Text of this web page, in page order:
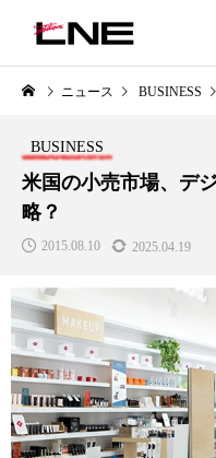
グローバルビューティ＆ヘルスケア
LIFESTYLE
SNSの「加工顔」と美容医
がもたらす可能性とこれか
2026.07.13
ニュース BUSINESS
BUSINESS
米国の小売市場、デ
略？
2015.08.10 2025.04.19